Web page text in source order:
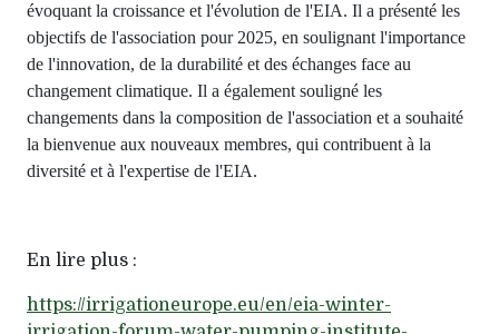
évoquant la croissance et l'évolution de l'EIA. Il a présenté les
objectifs de l'association pour 2025, en soulignant l'importance
de l'innovation, de la durabilité et des échanges face au
changement climatique. Il a également souligné les
changements dans la composition de l'association et a souhaité
la bienvenue aux nouveaux membres, qui contribuent à la
diversité et à l'expertise de l'EIA.
En lire plus :
https://irrigationeurope.eu/en/eia-winter-